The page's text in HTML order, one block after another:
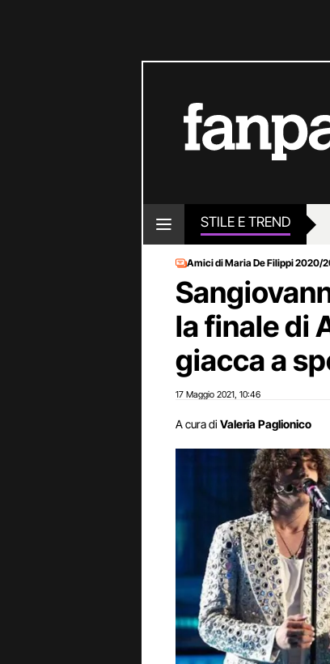
STILE E TREND
Amici di Maria De Filippi 2020/
la finale di
giacca a
17 Maggio 2021 10:46
A cura di Valeria Paglionico